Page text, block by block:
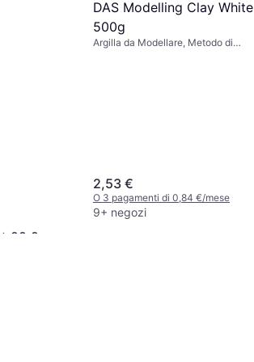
88 8
DAS Modelling Clay White
500g
Argilla da Modellare, Metodo di
2,53 €
O 3 pagamenti di 0,84 €/mese
9+ negozi